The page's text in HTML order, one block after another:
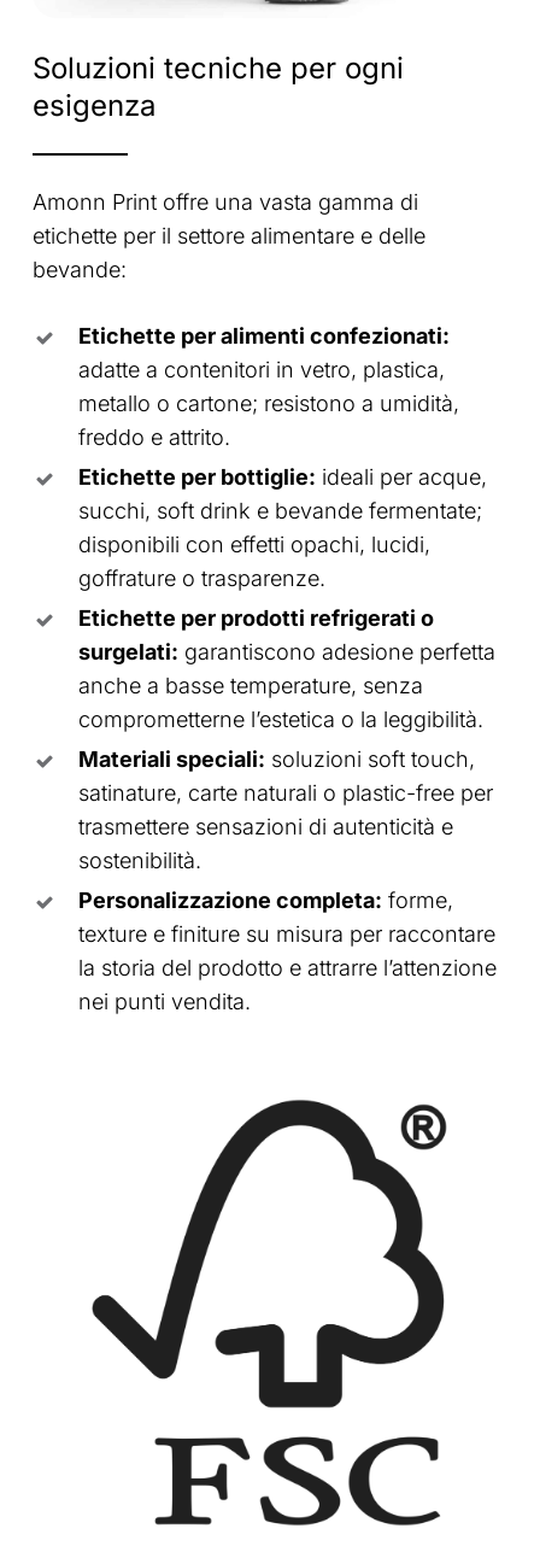
Soluzioni tecniche per ogni
esigenza
Amonn Print offre una vasta gamma di
etichette per il settore alimentare e delle
bevande:
Etichette per alimenti confezionati:
adatte a contenitori in vetro, plastica,
metallo o cartone; resistono a umidità,
freddo e attrito.
Etichette per bottiglie: ideali per acque,
succhi, soft drink e bevande fermentate;
disponibili con effetti opachi, lucidi,
goffrature o trasparenze.
Etichette per prodotti refrigerati o
surgelati: garantiscono adesione perfetta
anche a basse temperature, senza
comprometterne l’estetica o la leggibilità.
Materiali speciali: soluzioni soft touch,
satinature, carte naturali o plastic-free per
trasmettere sensazioni di autenticità e
sostenibilità.
Personalizzazione completa: forme,
texture e finiture su misura per raccontare
la storia del prodotto e attrarre l’attenzione
nei punti vendita.